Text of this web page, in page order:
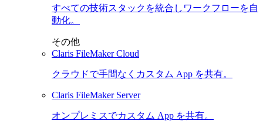
すべての技術スタックを統合しワークフローを自
動化。
その他
Claris FileMaker Cloud
クラウドで手間なくカスタム App を共有。
Claris FileMaker Server
オンプレミスでカスタム App を共有。